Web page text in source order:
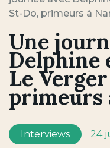
St-Do, primeurs à
Une
Delphine
Le
primeurs
Interviews 24